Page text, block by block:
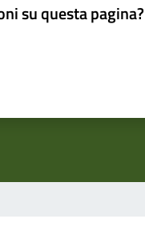
su questa pagina?